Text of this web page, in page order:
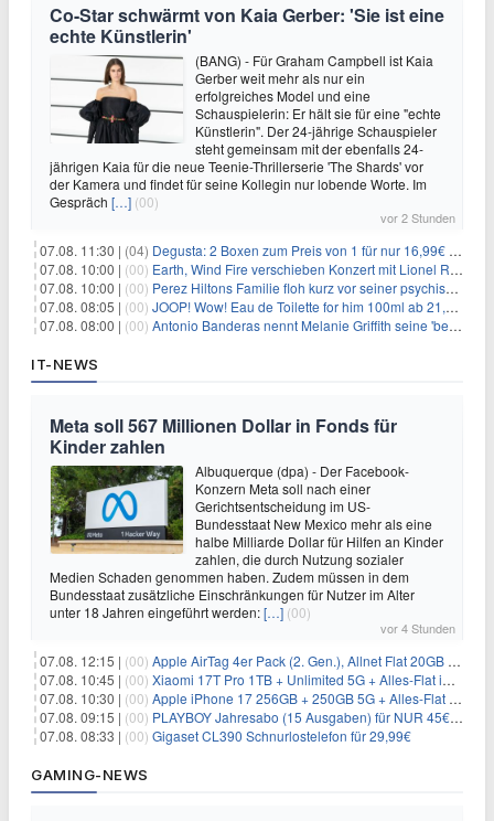
Co-Star schwärmt von Kaia Gerber: 'Sie ist eine
echte Künstlerin'
(BANG) - Für Graham Campbell ist Kaia
Gerber weit mehr als nur ein
erfolgreiches Model und eine
Schauspielerin: Er hält sie für eine "echte
Künstlerin". Der 24-jährige Schauspieler
steht gemeinsam mit der ebenfalls 24-
jährigen Kaia für die neue Teenie-Thrillerserie 'The Shards' vor
der Kamera und findet für seine Kollegin nur lobende Worte. Im
Gespräch […] (00)
vor 2 Stunden
07.08. 11:30 | (04) Degusta: 2 Boxen zum Preis von 1 für nur 16,99€ inkl. Versand
07.08. 10:00 | (00) Earth, Wind Fire verschieben Konzert mit Lionel Richie nach medizinischem Notfall
07.08. 10:00 | (00) Perez Hiltons Familie floh kurz vor seiner psychischen Krise aus dem Haus
07.08. 08:05 | (00) JOOP! Wow! Eau de Toilette for him 100ml ab 21,84€ im Sparabo
07.08. 08:00 | (00) Antonio Banderas nennt Melanie Griffith seine 'beste Freundin'
IT-NEWS
Meta soll 567 Millionen Dollar in Fonds für
Kinder zahlen
Albuquerque (dpa) - Der Facebook-
Konzern Meta soll nach einer
Gerichtsentscheidung im US-
Bundesstaat New Mexico mehr als eine
halbe Milliarde Dollar für Hilfen an Kinder
zahlen, die durch Nutzung sozialer
Medien Schaden genommen haben. Zudem müssen in dem
Bundesstaat zusätzliche Einschränkungen für Nutzer im Alter
unter 18 Jahren eingeführt werden:[…] (00)
vor 4 Stunden
07.08. 12:15 | (00) Apple AirTag 4er Pack (2. Gen.), Allnet Flat 20GB 5G im Telekom-Netz für 14,99€/Monat – eff. 2,07€/Monat
07.08. 10:45 | (00) Xiaomi 17T Pro 1TB + Unlimited 5G + Alles-Flat im o2 Netz für 29,99€/Monat – eff. 1,15€/Monat
07.08. 10:30 | (00) Apple iPhone 17 256GB + 250GB 5G + Alles-Flat im Telekom-Netz für 34€/Monat – eff. 6,29€/Monat
07.08. 09:15 | (00) PLAYBOY Jahresabo (15 Ausgaben) für NUR 45€ (statt 198€)
07.08. 08:33 | (00) Gigaset CL390 Schnurlostelefon für 29,99€
GAMING-NEWS